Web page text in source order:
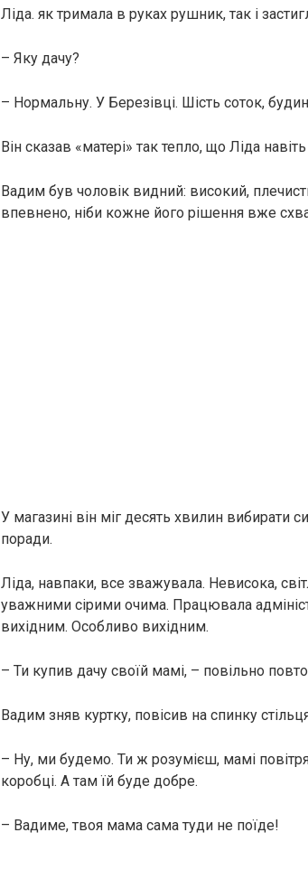
Ліда. як тримала в руках рушник, так і
– Яку дачу?
– Нормальну. У Березівці. Шість соток,
Він сказав «матері» так тепло, що Ліда
Вадим був чоловік видний: високий,
впевнено, ніби кожне його рішення вже
У магазині він міг десять хвилин вибирати
поради.
Ліда, навпаки, все зважувала. Невисока,
уважними сірими очима. Працювала
вихідним. Особливо вихідним.
– Ти купив дачу своїй мамі, – повільно
Вадим зняв куртку, повісив на спинку
– Ну, ми будемо. Ти ж розумієш, мамі повітря
коробці. А там їй буде добре.
– Вадиме, твоя мама сама туди не поїде!